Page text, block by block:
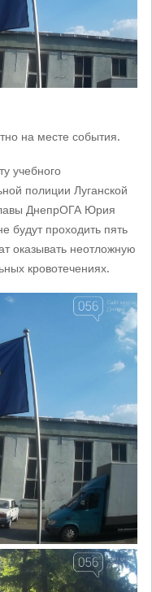
на месте события.
учебного
полиции Луганской
ДнепрОГА Юрия
будут проходить пять
оказывать неотложную
кровотечениях.